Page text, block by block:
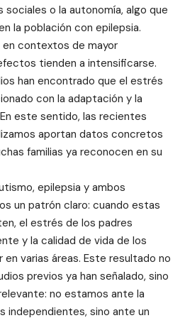
sociales o la autonomía, algo que
la población con epilepsia.
contextos de mayor
tienden a intensificarse.
han encontrado que el estrés
con la adaptación y la
este sentido, las recientes
aportan datos concretos
familias ya reconocen en su
epilepsia y ambos
un patrón claro: cuando estas
el estrés de los padres
y la calidad de vida de los
varias áreas. Este resultado no
previos ya han señalado, sino
no estamos ante la
independientes, sino ante un